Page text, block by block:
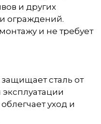
и других
ограждений.
и не требует
сталь от
уход и